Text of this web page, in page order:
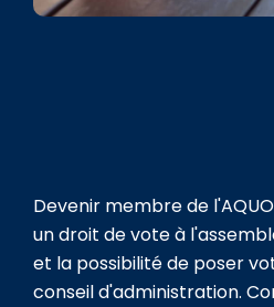
Devenir membre de
un droit de vote à
et la possibilité de poser
conseil d'administration.